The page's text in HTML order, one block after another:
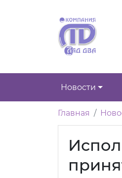
Новости
Главная